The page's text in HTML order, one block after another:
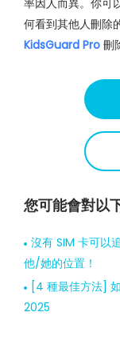
率因人而異。你可
何看到其他人刪除
KidsGuard Pro 刪
您可能會對以
沒有 SIM 卡可以
他/她的位置！
[4 種最佳方法]
2025